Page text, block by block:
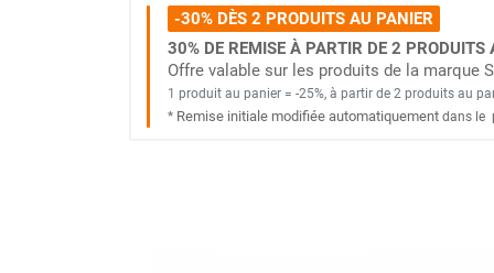
Brumisateur d'air
Coffret de brumisation
Ventilateur brumisateur
Ventilateur / extracteur d'air mobile
Brasseur d'air
-30% DÈS 2 PRODUITS AU PANIER
30% DE REMISE À PARTIR DE 2 PRODUITS
Offre valable sur les produits de la marque
1 produit au panier = -25%, à partir de 2 produits au
* Remise initiale modifiée automatiquement dans le